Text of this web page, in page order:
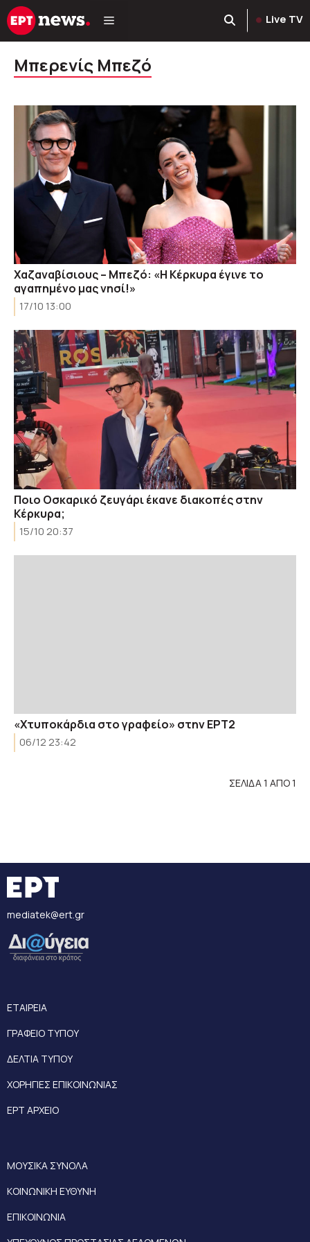
Μετάβαση
σε
Live TV
Μπερενίς Μπεζό
Χαζαναβίσιους – Μπεζό: «Η Κέρκυρα έγινε το
αγαπημένο μας νησί!»
17/10 13:00
Ποιο Οσκαρικό ζευγάρι έκανε διακοπές στην
Κέρκυρα;
15/10 20:37
«Χτυποκάρδια στο γραφείο» στην ΕΡΤ2
06/12 23:42
ΣΕΛΙΔΑ 1 ΑΠΟ 1
mediatek@ert.gr
ΕΤΑΙΡΕΙΑ
ΓΡΑΦΕΙΟ ΤΥΠΟΥ
ΔΕΛΤΙΑ ΤΥΠΟΥ
ΧΟΡΗΓΙΕΣ ΕΠΙΚΟΙΝΩΝΙΑΣ
ΕΡΤ ΑΡΧΕΙΟ
ΜΟΥΣΙΚΑ ΣΥΝΟΛΑ
ΚΟΙΝΩΝΙΚΗ ΕΥΘΥΝΗ
ΕΠΙΚΟΙΝΩΝΙΑ